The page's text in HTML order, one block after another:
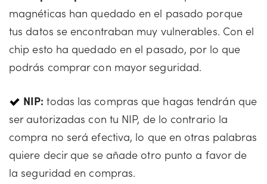
magnéticas han quedado en el pasado porque
tus datos se encontraban muy vulnerables. Con el
chip esto ha quedado en el pasado, por lo que
podrás comprar con mayor seguridad.
NIP: todas las compras que hagas tendrán que
ser autorizadas con tu NIP, de lo contrario la
compra no será efectiva, lo que en otras palabras
quiere decir que se añade otro punto a favor de
la seguridad en compras.